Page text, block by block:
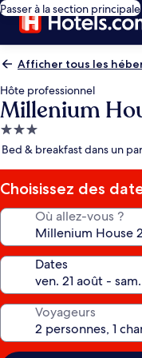
Passer à la section principale
Afficher tous les
Hôte professionnel
Millenium
Hébergement
3.0 étoiles
Bed & breakfast dans un
Choisissez des
Où allez-vous ?
Dates
Voyageurs